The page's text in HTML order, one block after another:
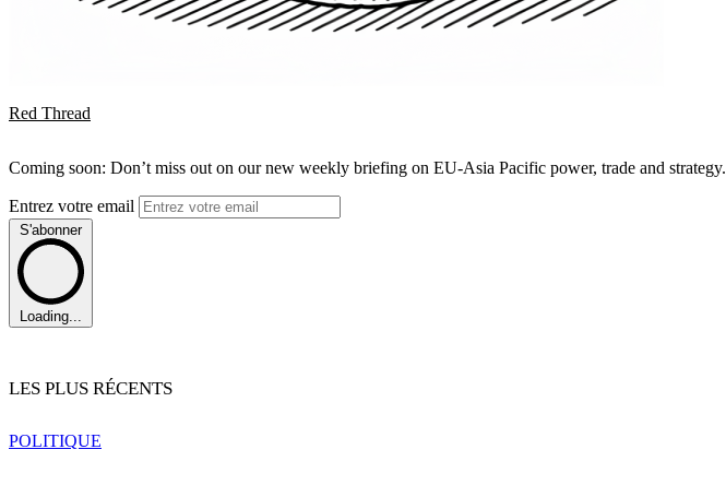
Red Thread
Coming soon: Don’t miss out on our new weekly briefing on EU-Asia Pacific power, trade and strategy.
Entrez votre email
S'abonner
Loading...
LES PLUS RÉCENTS
POLITIQUE